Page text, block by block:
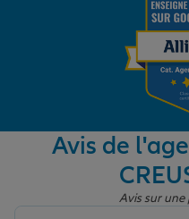
Préparer l’avenir
Le Pack Famille
Garantie des accidents
Assurance scolaire
Avis de
Avis sur une